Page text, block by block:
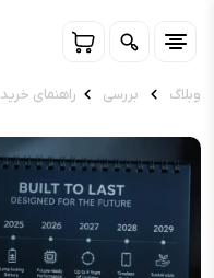
وبلاگ بررسی راهنمای خرید